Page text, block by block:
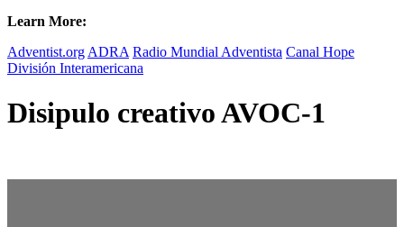
Learn More:
Adventist.org ADRA Radio Mundial Adventista Canal Hope
División Interamericana
Disipulo creativo AVOC-1